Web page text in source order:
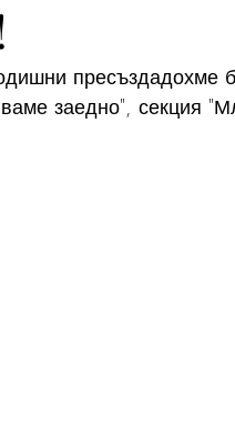
пресъздадохме
заедно", секция